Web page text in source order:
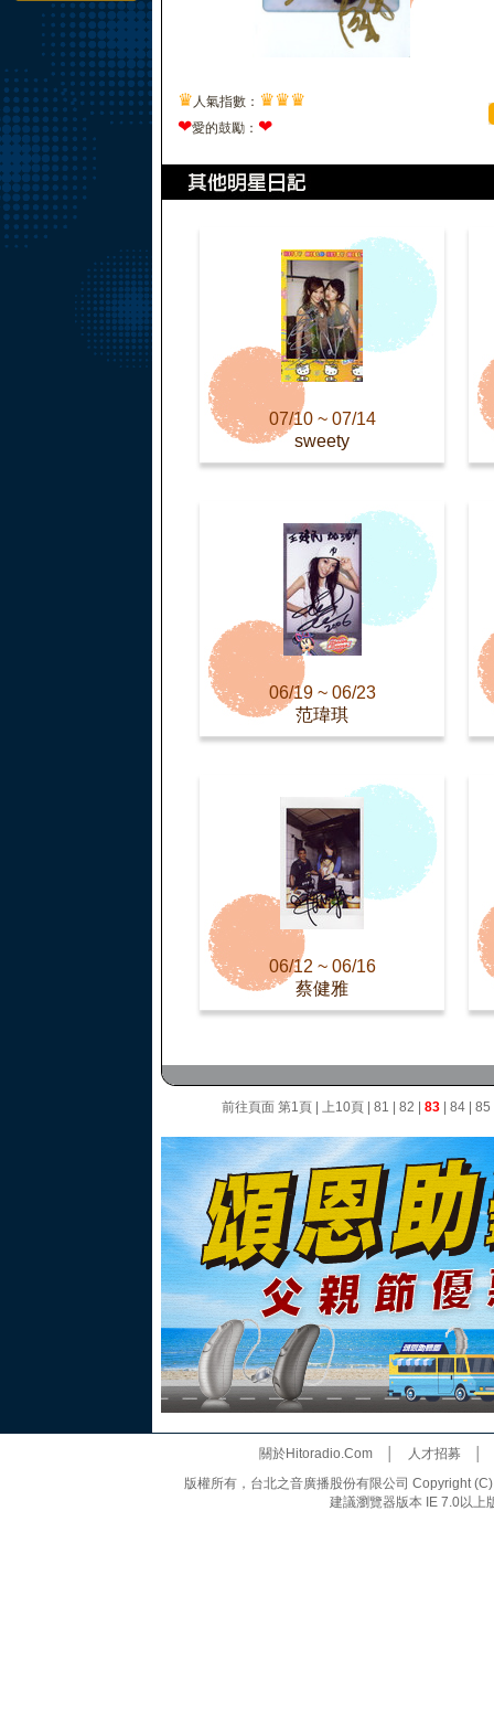
♛ 人氣指數： ♛♛♛
❤愛的鼓勵： ❤
07/10 ~ 07/14
sweety
06/19 ~ 06/23
范瑋琪
06/12 ~ 06/16
蔡健雅
前往頁面 第1頁 上10頁 81 82 83 84 85
關於Hitoradio.Com│ 人才招募
版權所有，台北之音廣播股份有限公司 Copyright
建議瀏覽器版本 IE 7.0以上